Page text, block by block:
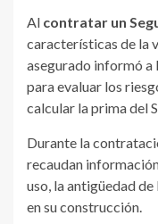
Al contratar un
características de la
asegurado informó a
para evaluar los
calcular la prima del
Durante la
recaudan
uso, la antigüedad
en su construcción.